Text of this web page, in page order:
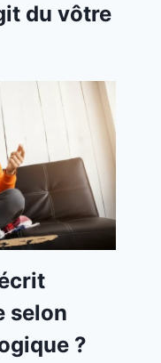
du vôtre
selon
?